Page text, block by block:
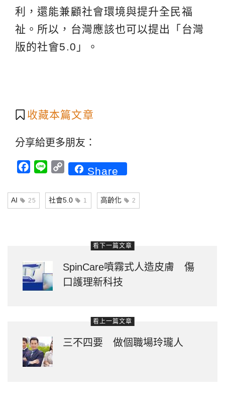
利，還能兼顧社會環境與提升全民福
祉。所以，台灣應該也可以提出「台灣
版的社會5.0」。
收藏本篇文章
分享給更多朋友：
Facebook
Line CopyShare
AI 25 社會5.0 1 高齡化 2
看下一篇文章
SpinCare噴霧式人造皮膚 傷
口護理新科技
看上一篇文章
三不四要 做個職場玲瓏人